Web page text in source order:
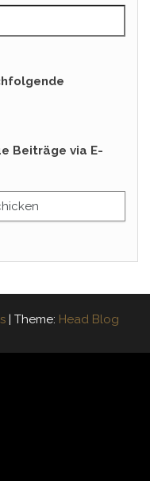
Beiträge via E-
Theme: Head Blog